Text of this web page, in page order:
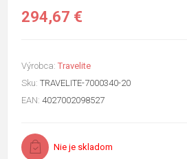
294,67 €
Výrobca: Travelite
Sku: TRAVELITE-7000340-20
EAN: 4027002098527
Nie je skladom